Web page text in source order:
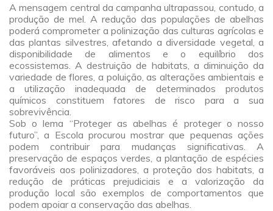
A mensagem central da campanha ultrapassou, contudo, a
produção de mel. A redução das populações de abelhas
poderá comprometer a polinização das culturas agrícolas e
das plantas silvestres, afetando a diversidade vegetal, a
disponibilidade de alimentos e o equilíbrio dos
ecossistemas. A destruição de habitats, a diminuição da
variedade de flores, a poluição, as alterações ambientais e
a utilização inadequada de determinados produtos
químicos constituem fatores de risco para a sua
sobrevivência.
Sob o lema “Proteger as abelhas é proteger o nosso
futuro”, a Escola procurou mostrar que pequenas ações
podem contribuir para mudanças significativas. A
preservação de espaços verdes, a plantação de espécies
favoráveis aos polinizadores, a proteção dos habitats, a
redução de práticas prejudiciais e a valorização da
produção local são exemplos de comportamentos que
podem apoiar a conservação das abelhas.